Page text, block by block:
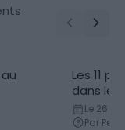
Les 11
dans le
Le 26
Par